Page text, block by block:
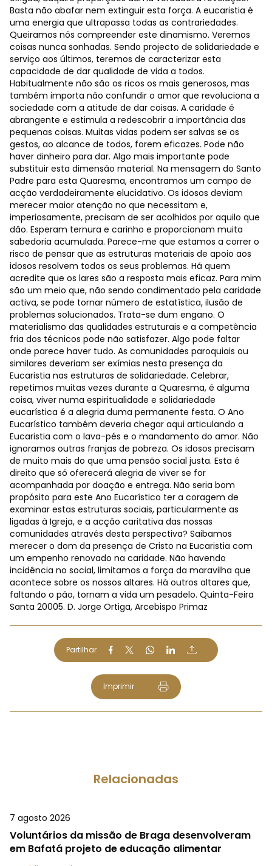
Basta não abafar nem extinguir esta força. A eucaristia é
uma energia que ultrapassa todas as contrariedades.
Queiramos nós compreender este dinamismo. Veremos
coisas nunca sonhadas. Sendo projecto de solidariedade e
serviço aos últimos, teremos de caracterizar esta
capacidade de dar qualidade de vida a todos.
Habitualmente não são os ricos os mais generosos, mas
também importa não confundir o amor que revoluciona a
sociedade com a atitude de dar coisas. A caridade é
abrangente e estimula a redescobrir a importância das
pequenas coisas. Muitas vidas podem ser salvas se os
gestos, ao alcance de todos, forem eficazes. Pode não
haver dinheiro para dar. Algo mais importante pode
substituir esta dimensão material. Na mensagem do Santo
Padre para esta Quaresma, encontramos um campo de
acção verdadeiramente elucidativo. Os idosos deviam
merecer maior atenção no que necessitam e,
imperiosamente, precisam de ser acolhidos por aquilo que
dão. Esperam ternura e carinho e proporcionam muita
sabedoria acumulada. Parece-me que estamos a correr o
risco de pensar que as estruturas materiais de apoio aos
idosos resolvem todos os seus problemas. Há quem
acredite que os lares são a resposta mais eficaz. Para mim
são um meio que, não sendo condimentado pela caridade
activa, se pode tornar número de estatística, ilusão de
problemas solucionados. Trata-se dum engano. O
materialismo das qualidades estruturais e a competência
fria dos técnicos pode não satisfazer. Algo pode faltar
onde parece haver tudo. As comunidades paroquiais ou
similares deveriam ser exímias nesta presença da
Eucaristia nas estruturas de solidariedade. Celebrar,
repetimos muitas vezes durante a Quaresma, é alguma
coisa, viver numa espiritualidade e solidariedade
eucarística é a alegria duma permanente festa. O Ano
Eucarístico também deveria chegar aqui articulando a
Eucaristia com o lava-pés e o mandamento do amor. Não
ignoramos outras franjas de pobreza. Os idosos precisam
de muito mais do que uma pensão social justa. Esta é
direito que só oferecerá alegria de viver se for
acompanhada por doação e entrega. Não seria bom
propósito para este Ano Eucarístico ter a coragem de
examinar estas estruturas sociais, particularmente as
ligadas à Igreja, e a acção caritativa das nossas
comunidades através desta perspectiva? Saibamos
merecer o dom da presença de Cristo na Eucaristia com
um empenho renovado na caridade. Não havendo
incidência no social, limitamos a força da maravilha que
acontece sobre os nossos altares. Há outros altares que,
faltando o pão, tornam a vida um pesadelo. Quinta-Feira
Santa 20005. D. Jorge Ortiga, Arcebispo Primaz
Partilhar
Imprimir
Relacionadas
7 agosto 2026
Voluntários da missão de Braga desenvolveram
em Bafatá projeto de educação alimentar